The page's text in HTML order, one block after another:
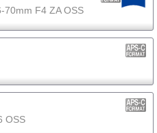
70mm F4 ZA OSS
OSS